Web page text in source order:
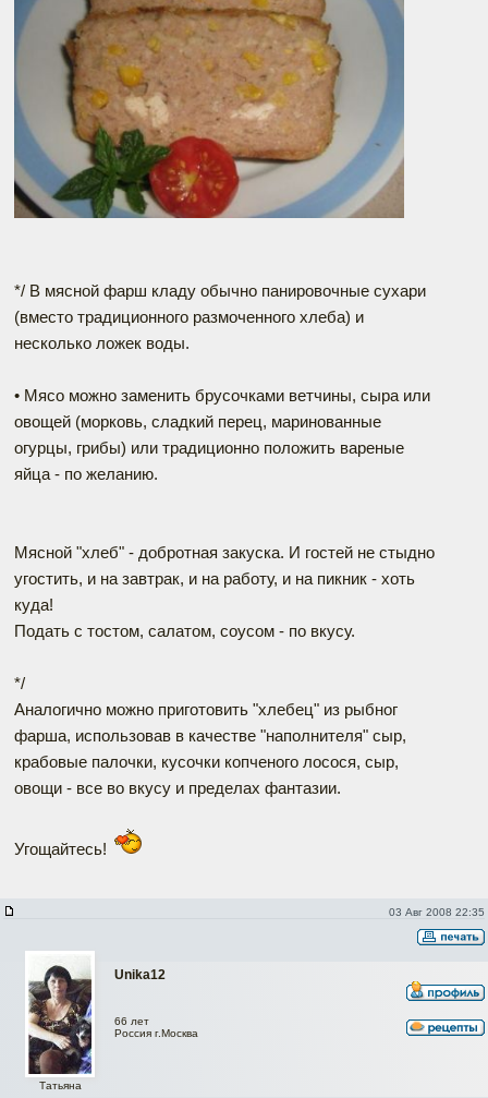
*/ В мясной фарш кладу обычно панировочные сухари
(вместо традиционного размоченного хлеба) и
несколько ложек воды.
• Мясо можно заменить брусочками ветчины, сыра или
овощей (морковь, сладкий перец, маринованные
огурцы, грибы) или традиционно положить вареные
яйца - по желанию.
Мясной "хлеб" - добротная закуска. И гостей не стыдно
угостить, и на завтрак, и на работу, и на пикник - хоть
куда!
Подать с тостом, салатом, соусом - по вкусу.
*/
Аналогично можно приготовить "хлебец" из рыбног
фарша, использовав в качестве "наполнителя" сыр,
крабовые палочки, кусочки копченого лосося, сыр,
овощи - все во вкусу и пределах фантазии.
Угощайтесь!
03 Авг 2008 22:35
Unika12
Татьяна
66 лет
Россия г.Москва